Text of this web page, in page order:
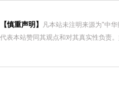
【慎重声明】
凡本站未注明来源为"中
代表本站赞同其观点和对其真实性负责